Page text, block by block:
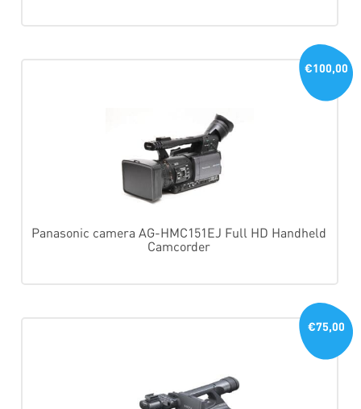
Panasonic camera AG-HMC151EJ Full HD Handheld
Camcorder
€100,00
€75,00